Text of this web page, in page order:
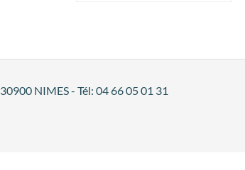
NIMES - Tél: 04 66 05 01 31